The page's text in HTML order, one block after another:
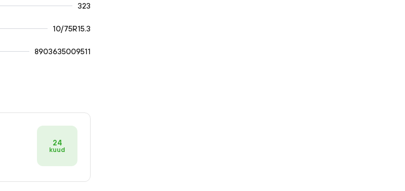
323
10/75R15.3
8903635009511
24
kuud